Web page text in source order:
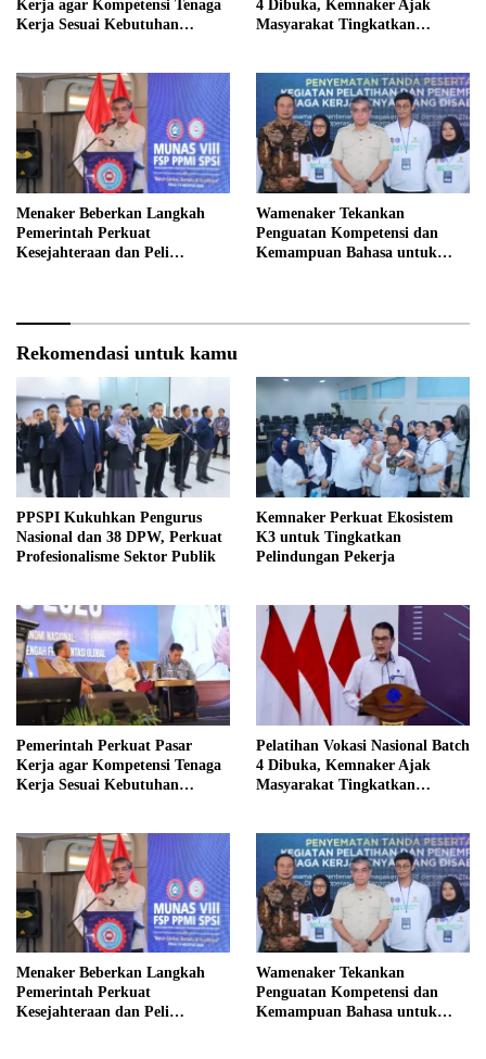
Kerja agar Kompetensi Tenaga
Kerja Sesuai Kebutuhan
4 Dibuka, Kemnaker Ajak
Masyarakat Tingkatkan
Menaker Beberkan Langkah
Pemerintah Perkuat
Kesejahteraan dan Peli
Wamenaker Tekankan
Penguatan Kompetensi dan
Kemampuan Bahasa untuk
Rekomendasi untuk kamu
PPSPI Kukuhkan Pengurus
Nasional dan 38 DPW, Perkuat
Profesionalisme Sektor Publik
Kemnaker Perkuat Ekosistem
K3 untuk Tingkatkan
Pelindungan Pekerja
Pemerintah Perkuat Pasar
Kerja agar Kompetensi Tenaga
Kerja Sesuai Kebutuhan
Pelatihan Vokasi Nasional Batch
4 Dibuka, Kemnaker Ajak
Masyarakat Tingkatkan
Menaker Beberkan Langkah
Pemerintah Perkuat
Kesejahteraan dan Peli
Wamenaker Tekankan
Penguatan Kompetensi dan
Kemampuan Bahasa untuk